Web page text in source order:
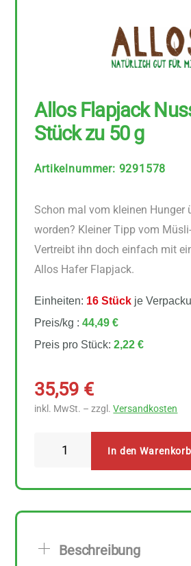
Allos Flapjack
Stück zu 50 g
Artikelnummer: 9291578
Schon mal vom kleinen Hunger
worden? Kleiner Tipp vom
Vertreibt ihn doch einfach mit
Allos Hafer Flapjack.
Einheiten: 16 Stück je
Preis/kg :44,49 €
Preis pro Stück:2,22 €
35,59 €
inkl. MwSt. – zzgl.Versandkosten
zu
In den Warenkorb
Beschreibung